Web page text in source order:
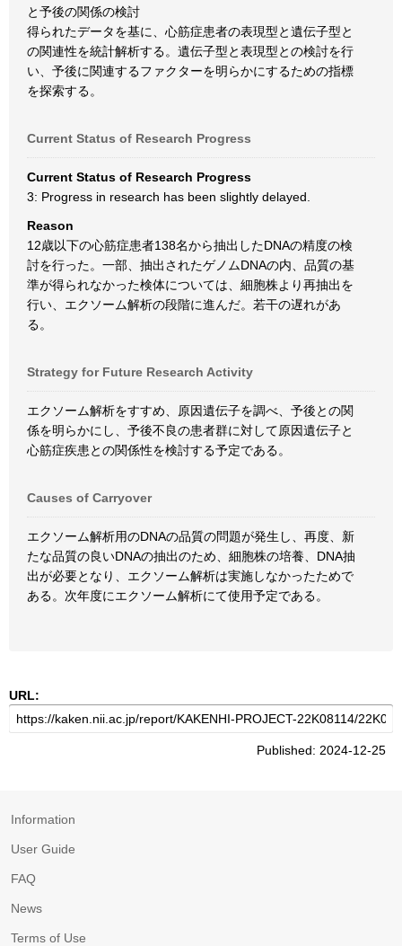
と予後の関係の検討
得られたデータを基に、心筋症患者の表現型と遺伝子型と
の関連性を統計解析する。遺伝子型と表現型との検討を行
い、予後に関連するファクターを明らかにするための指標
を探索する。
Current Status of Research Progress
Current Status of Research Progress
3: Progress in research has been slightly delayed.
Reason
12歳以下の心筋症患者138名から抽出したDNAの精度の検
討を行った。一部、抽出されたゲノムDNAの内、品質の基
準が得られなかった検体については、細胞株より再抽出を
行い、エクソーム解析の段階に進んだ。若干の遅れがあ
る。
Strategy for Future Research Activity
エクソーム解析をすすめ、原因遺伝子を調べ、予後との関
係を明らかにし、予後不良の患者群に対して原因遺伝子と
心筋症疾患との関係性を検討する予定である。
Causes of Carryover
エクソーム解析用のDNAの品質の問題が発生し、再度、新
たな品質の良いDNAの抽出のため、細胞株の培養、DNA抽
出が必要となり、エクソーム解析は実施しなかったためで
ある。次年度にエクソーム解析にて使用予定である。
URL:
Published: 2024-12-25
Information
User Guide
FAQ
News
Terms of Use